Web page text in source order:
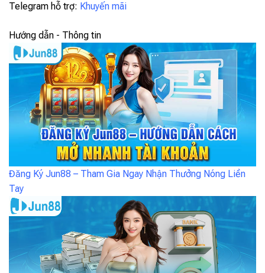
Telegram hỗ trợ: Khuyến mãi
Hướng dẫn - Thông tin
Đăng Ký Jun88 – Tham Gia Ngay Nhận Thưởng Nóng Liền
Tay